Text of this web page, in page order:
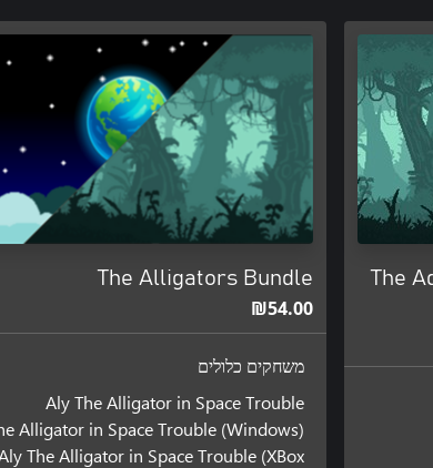
The
The Alligators Bundle
‪₪‎54.00‬
משחקים כלולים
Aly The Alligator in Space Trouble
Alligator in Space Trouble (Windows)
The Alligator in Space Trouble (XBox